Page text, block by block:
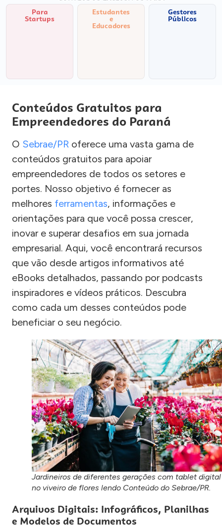
Para
Startups
Estudantes
e
Educadores
Gestores
Públicos
Conteúdos Gratuitos para
Empreendedores do Paraná
O Sebrae/PR oferece uma vasta gama de
conteúdos gratuitos para apoiar
empreendedores de todos os setores e
portes. Nosso objetivo é fornecer as
melhores ferramentas, informações e
orientações para que você possa crescer,
inovar e superar desafios em sua jornada
empresarial. Aqui, você encontrará recursos
que vão desde artigos informativos até
eBooks detalhados, passando por podcasts
inspiradores e vídeos práticos. Descubra
como cada um desses conteúdos pode
beneficiar o seu negócio.
Jardineiros de diferentes gerações com tablet digital
no viveiro de flores lendo Conteúdo do Sebrae/PR.
Arquivos Digitais: Infográficos, Planilhas
e Modelos de Documentos